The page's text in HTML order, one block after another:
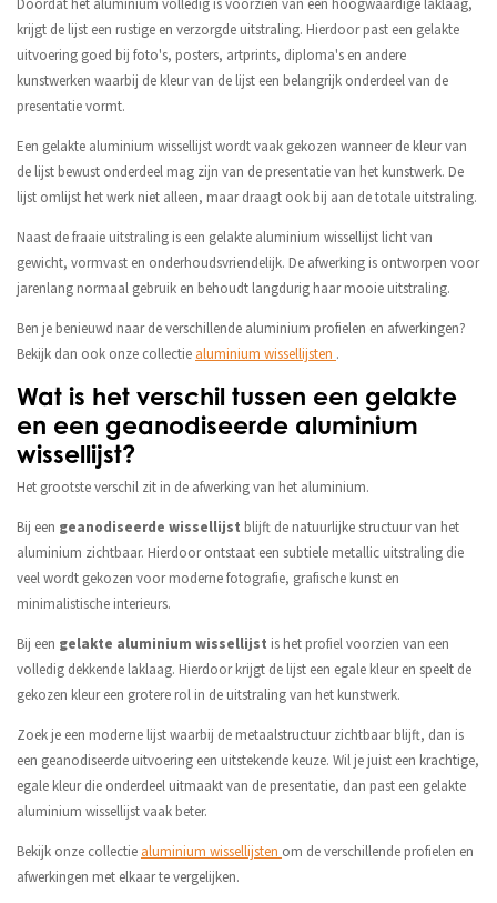
Doordat het aluminium volledig is voorzien van een hoogwaardige laklaag,
krijgt de lijst een rustige en verzorgde uitstraling. Hierdoor past een gelakte
uitvoering goed bij foto's, posters, artprints, diploma's en andere
kunstwerken waarbij de kleur van de lijst een belangrijk onderdeel van de
presentatie vormt.
Een gelakte aluminium wissellijst wordt vaak gekozen wanneer de kleur van
de lijst bewust onderdeel mag zijn van de presentatie van het kunstwerk. De
lijst omlijst het werk niet alleen, maar draagt ook bij aan de totale uitstraling.
Naast de fraaie uitstraling is een gelakte aluminium wissellijst licht van
gewicht, vormvast en onderhoudsvriendelijk. De afwerking is ontworpen voor
jarenlang normaal gebruik en behoudt langdurig haar mooie uitstraling.
Ben je benieuwd naar de verschillende aluminium profielen en afwerkingen?
Bekijk dan ook onze collectie aluminium wissellijsten .
Wat is het verschil tussen een gelakte
en een geanodiseerde aluminium
wissellijst?
Het grootste verschil zit in de afwerking van het aluminium.
Bij een geanodiseerde wissellijst blijft de natuurlijke structuur van het
aluminium zichtbaar. Hierdoor ontstaat een subtiele metallic uitstraling die
veel wordt gekozen voor moderne fotografie, grafische kunst en
minimalistische interieurs.
Bij een gelakte aluminium wissellijst is het profiel voorzien van een
volledig dekkende laklaag. Hierdoor krijgt de lijst een egale kleur en speelt de
gekozen kleur een grotere rol in de uitstraling van het kunstwerk.
Zoek je een moderne lijst waarbij de metaalstructuur zichtbaar blijft, dan is
een geanodiseerde uitvoering een uitstekende keuze. Wil je juist een krachtige,
egale kleur die onderdeel uitmaakt van de presentatie, dan past een gelakte
aluminium wissellijst vaak beter.
Bekijk onze collectie aluminium wissellijsten om de verschillende profielen en
afwerkingen met elkaar te vergelijken.